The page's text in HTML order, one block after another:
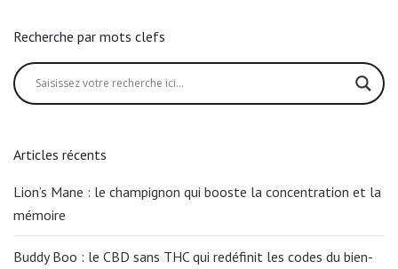
Recherche par mots clefs
Articles récents
Lion’s Mane : le champignon qui booste la concentration et la
mémoire
Buddy Boo : le CBD sans THC qui redéfinit les codes du bien-